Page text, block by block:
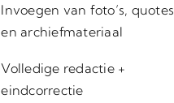
Invoegen van foto’s, quotes
en archiefmateriaal
Volledige redactie +
eindcorrectie